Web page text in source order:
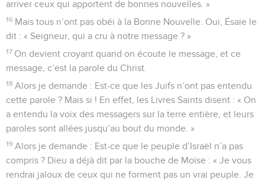
arriver ceux qui apportent de bonnes nouvelles. »
16 Mais tous n’ont pas obéi à la Bonne Nouvelle. Oui, Ésaïe le
dit : « Seigneur, qui a cru à notre message ? »
17 On devient croyant quand on écoute le message, et ce
message, c’est la parole du Christ.
18 Alors je demande : Est-ce que les Juifs n’ont pas entendu
cette parole ? Mais si ! En effet, les Livres Saints disent : « On
a entendu la voix des messagers sur la terre entière, et leurs
paroles sont allées jusqu’au bout du monde. »
19 Alors je demande : Est-ce que le peuple d’Israël n’a pas
compris ? Dieu a déjà dit par la bouche de Moïse : « Je vous
rendrai jaloux de ceux qui ne forment pas un vrai peuple. Je